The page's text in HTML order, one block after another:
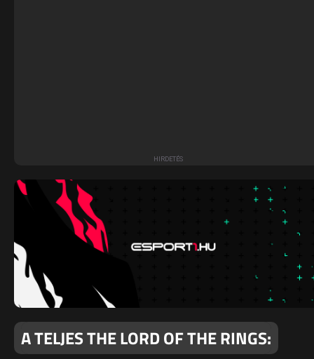
A TELJES THE LORD OF THE RINGS: